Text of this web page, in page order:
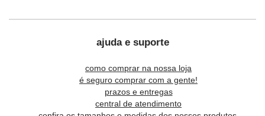
ajuda e suporte
como comprar na nossa loja
é seguro comprar com a gente!
prazos e entregas
central de atendimento